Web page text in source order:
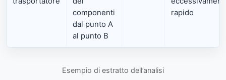
componenti
dal punto A
al punto B
rapido
Esempio di estratto dell’analisi